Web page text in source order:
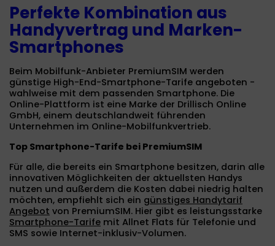
Perfekte Kombination aus
Handyvertrag und Marken-
Smartphones
Beim Mobilfunk-Anbieter PremiumSIM werden
günstige High-End-Smartphone-Tarife angeboten -
wahlweise mit dem passenden Smartphone. Die
Online-Plattform ist eine Marke der Drillisch Online
GmbH, einem deutschlandweit führenden
Unternehmen im Online-Mobilfunkvertrieb.
Top Smartphone-Tarife bei PremiumSIM
Für alle, die bereits ein Smartphone besitzen, darin alle
innovativen Möglichkeiten der aktuellsten Handys
nutzen und außerdem die Kosten dabei niedrig halten
möchten, empfiehlt sich ein günstiges Handytarif
Angebot von PremiumSIM. Hier gibt es leistungsstarke
Smartphone-Tarife mit Allnet Flats für Telefonie und
SMS sowie Internet-inklusiv-Volumen.